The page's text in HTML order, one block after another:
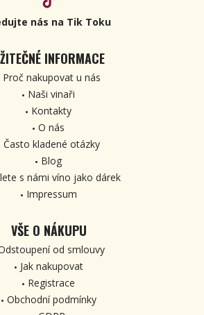
nás na Tik Toku
INFORMACE
Proč nakupovat u nás
Naši vinaři
Kontakty
O nás
Často kladené otázky
Blog
s námi víno jako dárek
Impressum
VŠE O NÁKUPU
od smlouvy
Jak nakupovat
Registrace
Obchodní podmínky